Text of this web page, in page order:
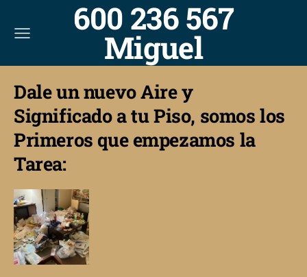
600 236 567
Miguel
Dale un nuevo Aire y
Significado a tu Piso, somos los
Primeros que empezamos la
Tarea: